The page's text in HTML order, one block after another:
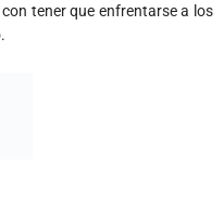
tener que enfrentarse a los